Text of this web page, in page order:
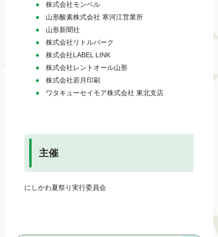
株式会社モンベル
山形酸素株式会社 寒河江営業所
山形新聞社
株式会社リトルパーク
株式会社LABEL LINK
株式会社レントオール山形
株式会社若月印刷
ワタキューセイモア株式会社 東北支店
主催
にしかわ夏祭り実行委員会